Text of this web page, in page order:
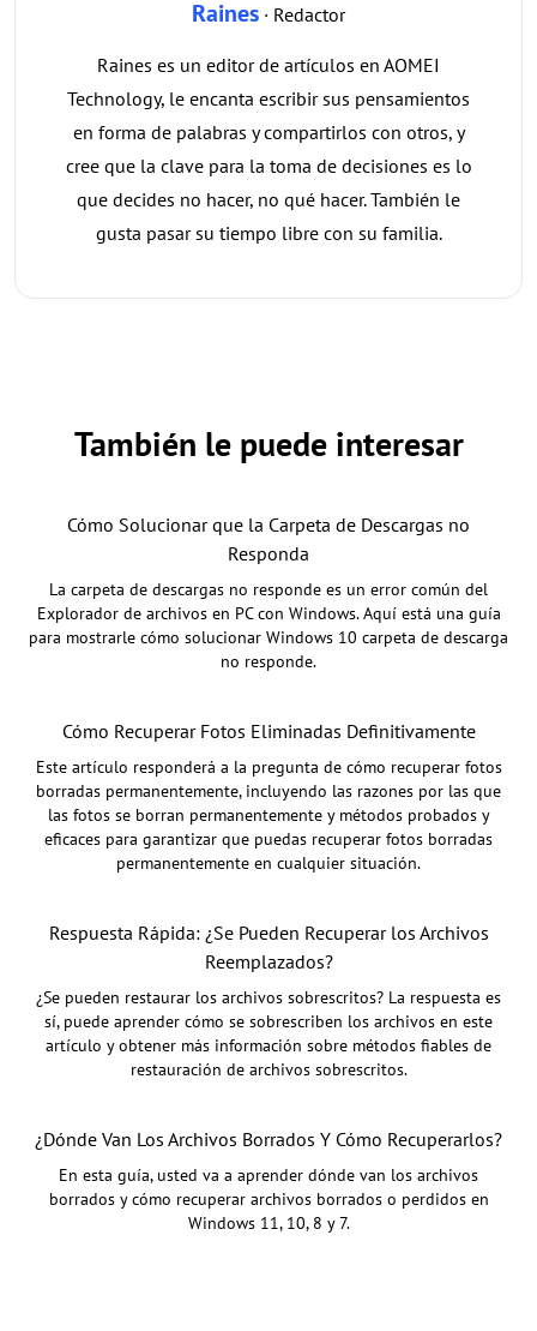
Raines · Redactor
Raines es un editor de artículos en AOMEI
Technology, le encanta escribir sus pensamientos
en forma de palabras y compartirlos con otros, y
cree que la clave para la toma de decisiones es lo
que decides no hacer, no qué hacer. También le
gusta pasar su tiempo libre con su familia.
También le puede interesar
Cómo Solucionar que la Carpeta de Descargas no
Responda
La carpeta de descargas no responde es un error común del
Explorador de archivos en PC con Windows. Aquí está una guía
para mostrarle cómo solucionar Windows 10 carpeta de descarga
no responde.
Cómo Recuperar Fotos Eliminadas Definitivamente
Este artículo responderá a la pregunta de cómo recuperar fotos
borradas permanentemente, incluyendo las razones por las que
las fotos se borran permanentemente y métodos probados y
eficaces para garantizar que puedas recuperar fotos borradas
permanentemente en cualquier situación.
Respuesta Rápida: ¿Se Pueden Recuperar los Archivos
Reemplazados?
¿Se pueden restaurar los archivos sobrescritos? La respuesta es
sí, puede aprender cómo se sobrescriben los archivos en este
artículo y obtener más información sobre métodos fiables de
restauración de archivos sobrescritos.
¿Dónde Van Los Archivos Borrados Y Cómo Recuperarlos?
En esta guía, usted va a aprender dónde van los archivos
borrados y cómo recuperar archivos borrados o perdidos en
Windows 11, 10, 8 y 7.